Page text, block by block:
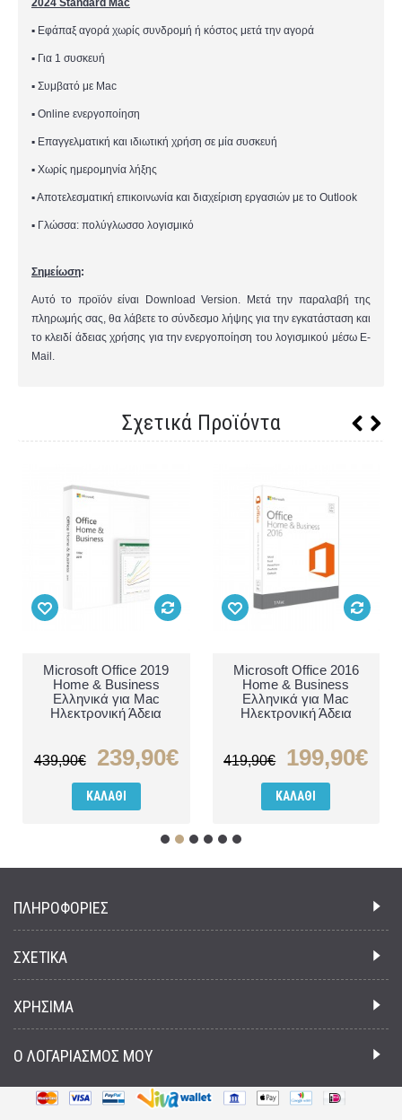
2024 Standard Mac
▪ Εφάπαξ αγορά χωρίς συνδρομή ή κόστος μετά την αγορά
▪ Για 1 συσκευή
▪ Συμβατό με Mac
▪ Online ενεργοποίηση
▪ Επαγγελματική και ιδιωτική χρήση σε μία συσκευή
▪ Χωρίς ημερομηνία λήξης
▪Αποτελεσματική επικοινωνία και διαχείριση εργασιών με το Outlook
▪ Γλώσσα: πολύγλωσσο λογισμικό
Σημείωση:
Αυτό το προϊόν είναι Download Version. Μετά την παραλαβή της
πληρωμής σας, θα λάβετε το σύνδεσμο λήψης για την εγκατάσταση και
το κλειδί άδειας χρήσης για την ενεργοποίηση του λογισμικού μέσω E-
Mail.
Σχετικά Προϊόντα
Microsoft Office 2019
Home & Business
Ελληνικά για Mac
Ηλεκτρονική Άδεια
439,90€ 239,90€
ΚΑΛΆΘΙ
Microsoft Office 2016
Home & Business
Ελληνικά για Mac
Ηλεκτρονική Άδεια
419,90€ 199,90€
ΚΑΛΆΘΙ
ΠΛΗΡΟΦΟΡΙΕΣ
ΣΧΕΤΙΚΑ
ΧΡΗΣΙΜΑ
Ο ΛΟΓΑΡΙΑΣΜΟΣ ΜΟΥ